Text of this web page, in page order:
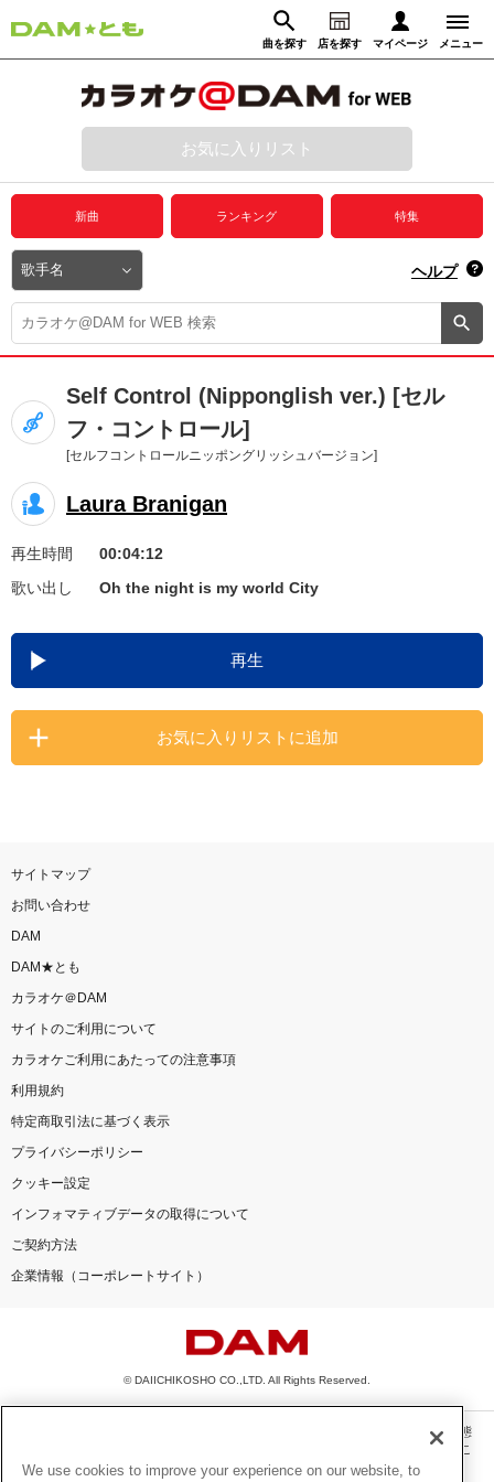
曲を探す 店を探す マイページ メニュー
動画からさがす 録音からさがす
ログイン
プレミアムサービス
DAM★とも動画
DAM★とも録音
カラオケ＠DAM
ユーザー検索
お知らせ
自宅でカラオケ歌い放題！
お気に入りリスト
新曲 ランキング 特集
ヘルプ
Self Control (Nipponglish ver.) [セル
フ・コントロール]
[セルフコントロールニッポングリッシュバージョン]
Laura Branigan
再生時間
00:04:12
歌い出し
Oh the night is my world City
再生
お気に入りリストに追加
サイトマップ
お問い合わせ
DAM
DAM★とも
カラオケ＠DAM
サイトのご利用について
カラオケご利用にあたっての注意事項
利用規約
特定商取引法に基づく表示
プライバシーポリシー
クッキー設定
インフォマティブデータの取得について
ご契約方法
企業情報（コーポレートサイト）
© DAIICHIKOSHO CO.,LTD. All Rights Reserved.
このサイトに掲載されている一切の文章・画像・写真・動画・音声等を、手段や形態
を問わず、著作権法の定める範囲を超えて無断で複製、転載、ファイル化などするこ
とを禁じます。
We use cookies to improve your experience on our website, to